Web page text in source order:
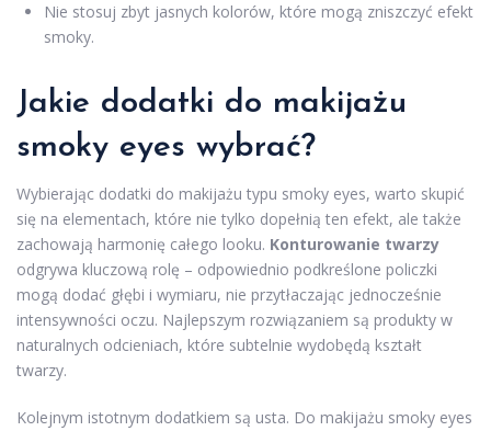
Nie stosuj zbyt jasnych kolorów, które mogą zniszczyć efekt
smoky.
Jakie dodatki do makijażu
smoky eyes wybrać?
Wybierając dodatki do makijażu typu smoky eyes, warto skupić
się na elementach, które nie tylko dopełnią ten efekt, ale także
zachowają harmonię całego looku. Konturowanie twarzy
odgrywa kluczową rolę – odpowiednio podkreślone policzki
mogą dodać głębi i wymiaru, nie przytłaczając jednocześnie
intensywności oczu. Najlepszym rozwiązaniem są produkty w
naturalnych odcieniach, które subtelnie wydobędą kształt
twarzy.
Kolejnym istotnym dodatkiem są usta. Do makijażu smoky eyes